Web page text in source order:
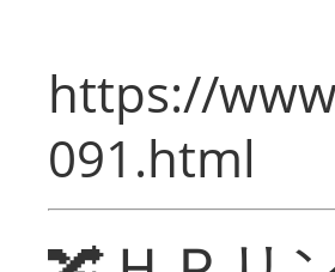
https://
091.html